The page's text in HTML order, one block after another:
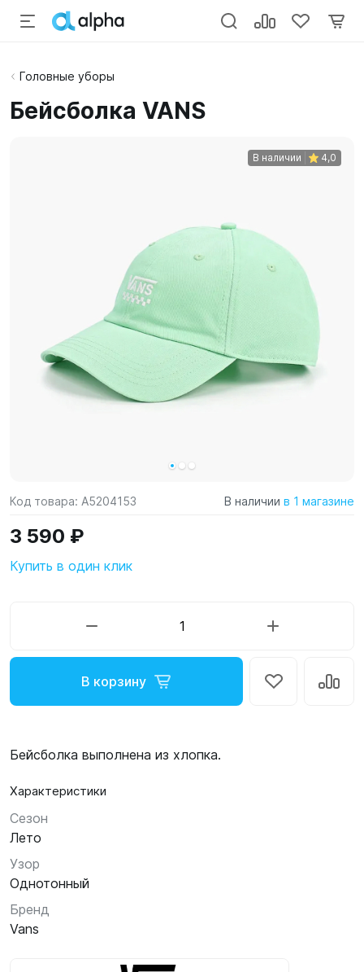
Головные уборы
Бейсболка VANS
В наличии 4,0
Код товара: A5204153 В наличии в 1 магазине
3 590 ₽
Купить в один клик
В корзину
Бейсболка выполнена из хлопка.
Характеристики
Сезон
Лето
Узор
Однотонный
Бренд
Vans